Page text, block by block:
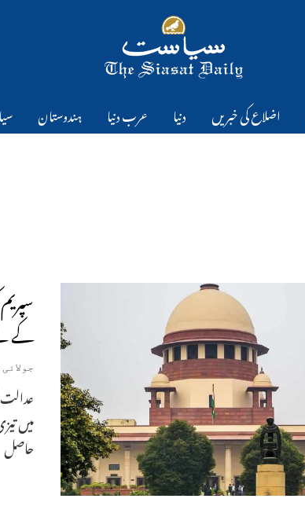
اضلاع کی خبریں دنیا عرب دنیا ہندوستان
کے
جولائی 24, 2026
عدالت
میں
حاصل